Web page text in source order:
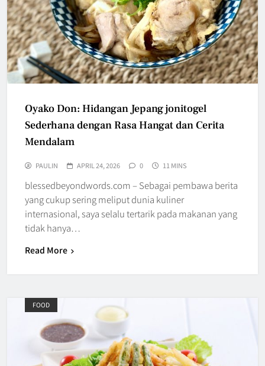
Oyako Don: Hidangan Jepang jonitogel
Sederhana dengan Rasa Hangat dan Cerita
Mendalam
PAULIN APRIL 24, 2026 0 11 MINS
blessedbeyondwords.com – Sebagai pembawa berita
yang cukup sering meliput dunia kuliner
internasional, saya selalu tertarik pada makanan yang
tidak hanya…
Read More
FOOD